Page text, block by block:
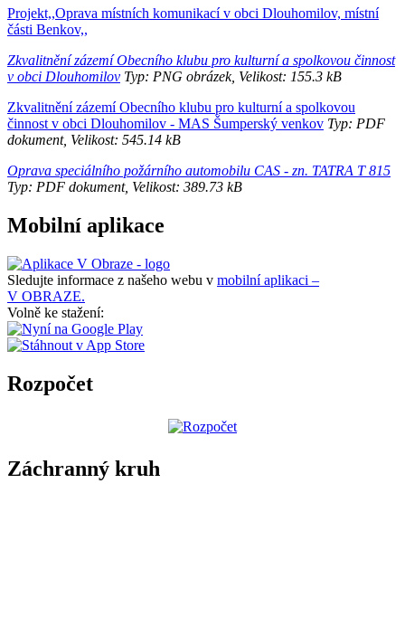
Projekt,,Oprava místních komunikací v obci Dlouhomilov, místní
části Benkov,,
Zkvalitnění zázemí Obecního klubu pro kulturní a spolkovou činnost
v obci Dlouhomilov Typ: PNG obrázek, Velikost: 155.3 kB
Zkvalitnění zázemí Obecního klubu pro kulturní a spolkovou
činnost v obci Dlouhomilov - MAS Šumperský venkov Typ: PDF
dokument, Velikost: 545.14 kB
Oprava speciálního požárního automobilu CAS - zn. TATRA T 815
Typ: PDF dokument, Velikost: 389.73 kB
Mobilní aplikace
Sledujte informace z našeho webu v mobilní aplikaci –
V OBRAZE.
Volně ke stažení:
Rozpočet
Záchranný kruh